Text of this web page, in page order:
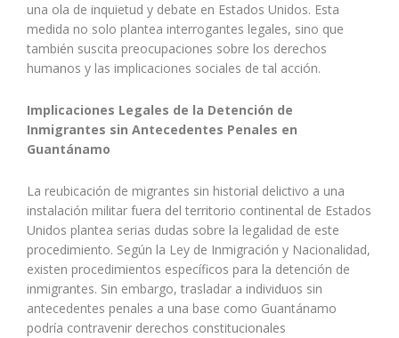
una ola de inquietud y debate en Estados Unidos. Esta
medida no solo plantea interrogantes legales, sino que
también suscita preocupaciones sobre los derechos
humanos y las implicaciones sociales de tal acción.
Implicaciones Legales de la Detención de
Inmigrantes sin Antecedentes Penales en
Guantánamo
La reubicación de migrantes sin historial delictivo a una
instalación militar fuera del territorio continental de Estados
Unidos plantea serias dudas sobre la legalidad de este
procedimiento. Según la Ley de Inmigración y Nacionalidad,
existen procedimientos específicos para la detención de
inmigrantes. Sin embargo, trasladar a individuos sin
antecedentes penales a una base como Guantánamo
podría contravenir derechos constitucionales